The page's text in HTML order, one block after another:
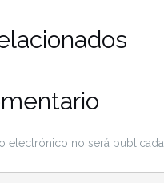
electrónico no será publicada.